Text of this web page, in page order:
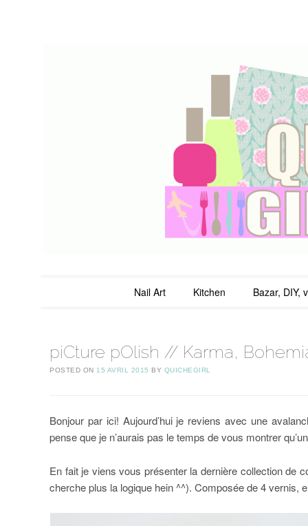
QuicheGirl
Nail Art Kitchen Bazar, DIY,
piCture pOlish // Karma,
POSTED ON 15 AVRIL 2015 BY QUICHEGIRL
Bonjour par ici! Aujourd’hui je reviens avec une
pense que je n’aurais pas le temps de vous montrer
En fait je viens vous présenter la dernière collection de
cherche plus la logique hein ^^). Composée de 4 vernis,